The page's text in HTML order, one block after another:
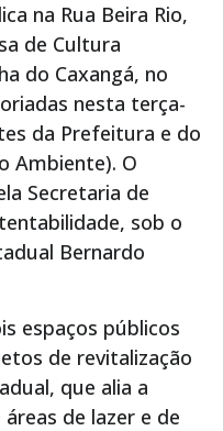
na Rua Beira Rio,
de Cultura
do Caxangá, no
nesta terça-
da Prefeitura e do
Ambiente). O
Secretaria de
sob o
Bernardo
espaços públicos
de revitalização
que alia a
de lazer e de